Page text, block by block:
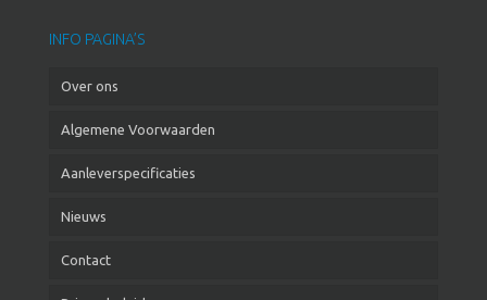
INFO PAGINA’S
Over ons
Algemene Voorwaarden
Aanleverspecificaties
Nieuws
Contact